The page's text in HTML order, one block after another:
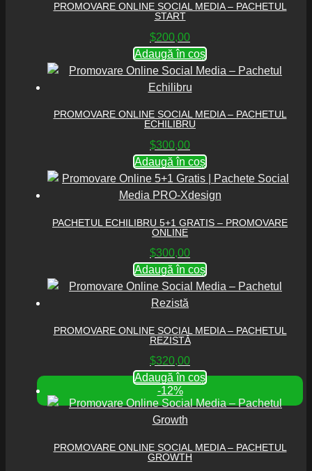
PROMOVARE ONLINE SOCIAL MEDIA – PACHETUL
START
$200,00
Adaugă în coș
PROMOVARE ONLINE SOCIAL MEDIA – PACHETUL
ECHILIBRU
$300,00
Adaugă în coș
PACHETUL ECHILIBRU 5+1 GRATIS – PROMOVARE
ONLINE
$300,00
Adaugă în coș
PROMOVARE ONLINE SOCIAL MEDIA – PACHETUL
REZISTĂ
$320,00
Adaugă în coș
-12%
PROMOVARE ONLINE SOCIAL MEDIA – PACHETUL
GROWTH